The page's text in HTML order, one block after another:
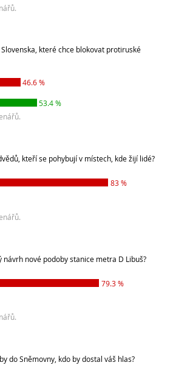
které chce blokovat protiruské
46.6 %
53.4 %
kteří se pohybují v místech, kde žijí lidé?
83 %
návrh nové podoby stanice metra D Libuš?
79.3 %
do Sněmovny, kdo by dostal váš hlas?